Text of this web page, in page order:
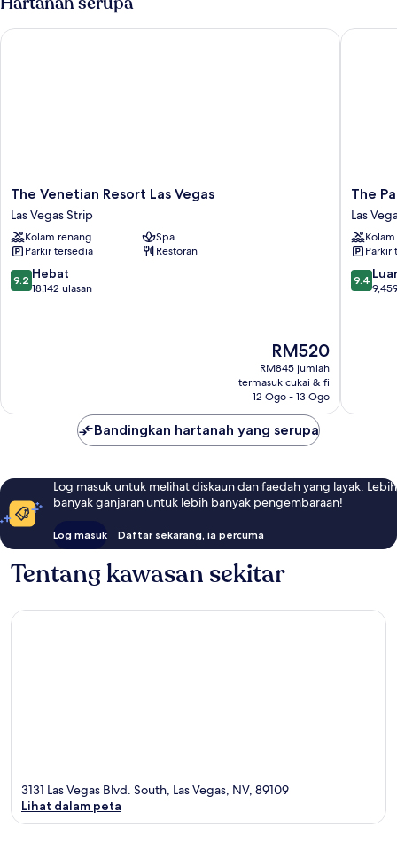
The
Venetian
Resort
Las
Vegas
Las
Vegas
The Venetian Resort Las Vegas
Las Vegas Strip
Kolam renang
Spa
Parkir tersedia
Restoran
9.2
daripada
9.2 Hebat
18,142 ulasan
Harga
ialah
RM520
RM520
RM845 jumlah
termasuk cukai & fi
12 Ogo - 13 Ogo
The Venetian Resort Las Vegas
The
Palazzo
at
The
Las
Vegas
The
Las
Parkir
9.4
9.4
The
Bandingkan hartanah yang serupa
Log masuk untuk melihat diskaun dan faedah yang layak. Lebih
banyak ganjaran untuk lebih banyak pengembaraan!
Log masuk Daftar sekarang, ia percuma
Tentang kawasan sekitar
3131 Las Vegas Blvd. South, Las Vegas, NV, 89109
Lihat dalam peta